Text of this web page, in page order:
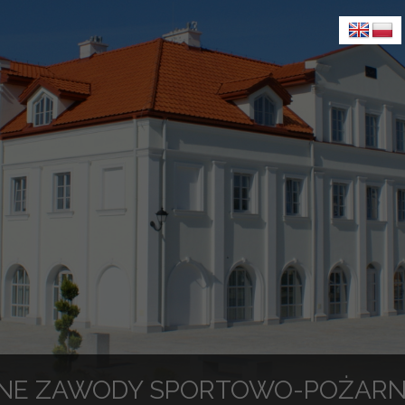
ZAWODY SPORTOWO-